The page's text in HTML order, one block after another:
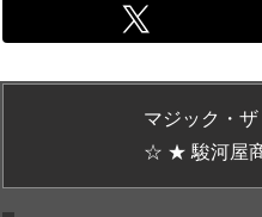
マジック・
☆ ★ 駿河屋